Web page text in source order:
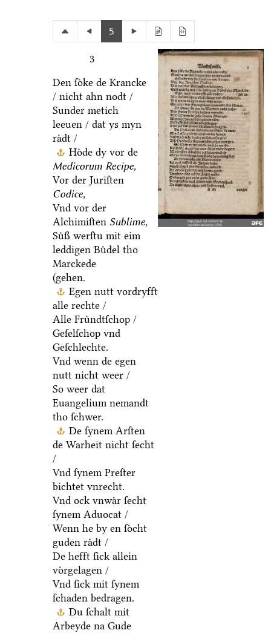
5
3
Den ſoͤke de Krancke
/ nicht ahn nodt /
Sunder metich
leeuen / dat ys myn
raͤdt /
Hoͤde dy vor de
Medicorum Recipe,
Vor der Juriſten
Codice,
Vnd vor der
Alchimiſten Sublime,
Suͤß werſtu mit eim
leddigen Buͤdel tho
Marckede
(gehen.
Egen nutt vordryfft
alle rechte /
Alle Fruͤndtſchop /
Geſelſchop vnd
Geſchlechte.
Vnd wenn de egen
nutt nicht weer /
So weer dat
Euangelium nemandt
tho ſchwer.
De ſynem Arſten
de Warheit nicht ſecht
/
Vnd ſynem Preſter
bichtet vnrecht.
Vnd ock vnwaͤr ſecht
ſynem Aduocat /
Wenn he by en ſoͤcht
guden raͤdt /
De hefft ſick allein
voͤrgelagen /
Vnd ſick mit ſynem
ſchaden bedragen.
Du ſchalt mit
Arbeyde na Gude